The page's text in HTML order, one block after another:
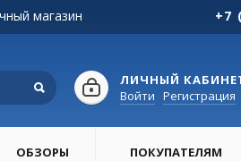
магазин +7
ЛИЧНЫЙ
Войти Регистрация
ОБЗОРЫ ПОКУПАТЕЛЯМ